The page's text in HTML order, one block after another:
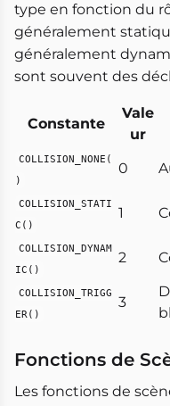
type en fonction du
généralement
généralement
sont souvent des
Constante
Vale
ur
COLLISION_NONE(
)
0
COLLISION_STATI
C()
1
COLLISION_DYNAM
IC()
2
COLLISION_TRIGG
ER()
3
Fonctions de
Les fonctions de